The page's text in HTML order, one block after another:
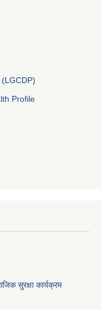
(LGCDP)
Profile
सुरक्षा कार्यक्रम